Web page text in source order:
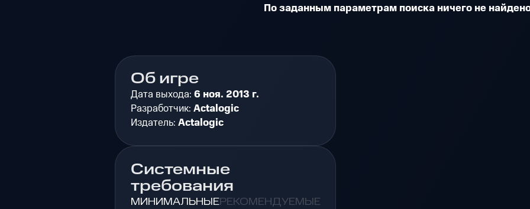
По заданным параметрам поиска ничего не
Об игре
Дата выхода: 6 ноя. 2013 г.
Разработчик: Actalogic
Издатель: Actalogic
Системные
требования
МИНИМАЛЬНЫЕРЕКОМЕНДУЕМЫЕ